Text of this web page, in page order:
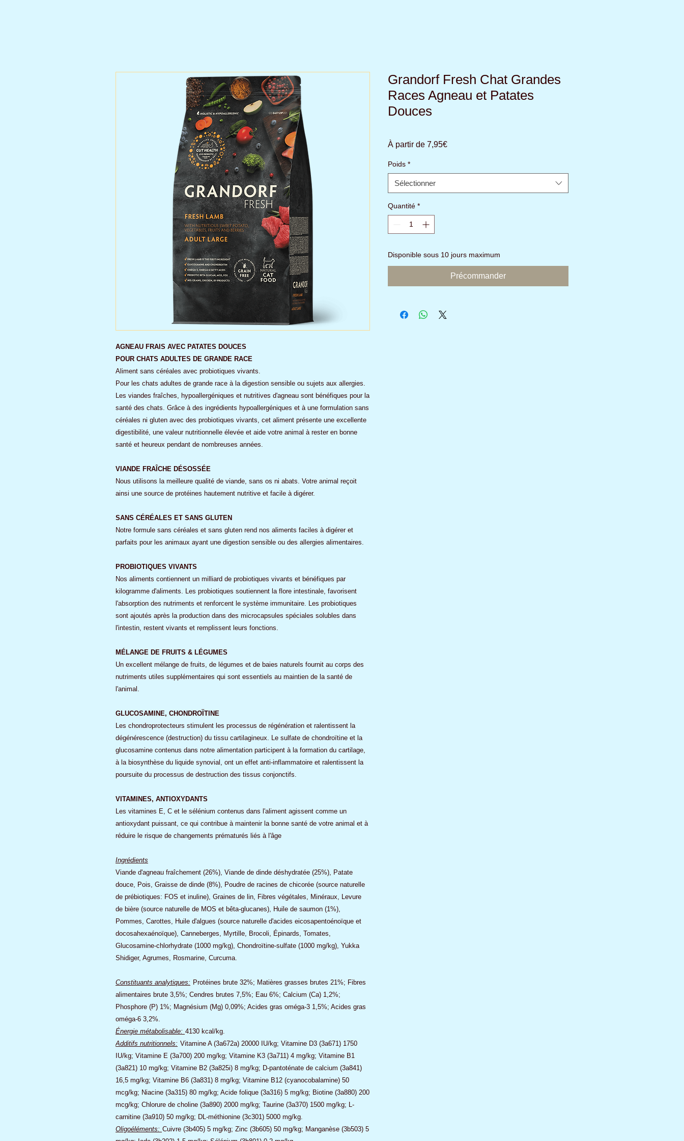
AGNEAU FRAIS AVEC PATATES DOUCES
POUR CHATS ADULTES DE GRANDE RACE
Aliment sans céréales avec probiotiques vivants.
Pour les chats adultes de grande race à la digestion sensible ou sujets aux allergies.
Les viandes fraîches, hypoallergéniques et nutritives d'agneau sont bénéfiques pour la
santé des chats. Grâce à des ingrédients hypoallergéniques et à une formulation sans
céréales ni gluten avec des probiotiques vivants, cet aliment présente une excellente
digestibilité, une valeur nutritionnelle élevée et aide votre animal à rester en bonne
santé et heureux pendant de nombreuses années.
VIANDE FRAÎCHE DÉSOSSÉE
Nous utilisons la meilleure qualité de viande, sans os ni abats. Votre animal reçoit
ainsi une source de protéines hautement nutritive et facile à digérer.
SANS CÉRÉALES ET SANS GLUTEN
Notre formule sans céréales et sans gluten rend nos aliments faciles à digérer et
parfaits pour les animaux ayant une digestion sensible ou des allergies alimentaires.
PROBIOTIQUES VIVANTS
Nos aliments contiennent un milliard de probiotiques vivants et bénéfiques par
kilogramme d'aliments. Les probiotiques soutiennent la flore intestinale, favorisent
l'absorption des nutriments et renforcent le système immunitaire. Les probiotiques
sont ajoutés après la production dans des microcapsules spéciales solubles dans
l'intestin, restent vivants et remplissent leurs fonctions.
MÉLANGE DE FRUITS & LÉGUMES
Un excellent mélange de fruits, de légumes et de baies naturels fournit au corps des
nutriments utiles supplémentaires qui sont essentiels au maintien de la santé de
l'animal.
GLUCOSAMINE, CHONDROÏTINE
Les chondroprotecteurs stimulent les processus de régénération et ralentissent la
dégénérescence (destruction) du tissu cartilagineux. Le sulfate de chondroïtine et la
glucosamine contenus dans notre alimentation participent à la formation du cartilage,
à la biosynthèse du liquide synovial, ont un effet anti-inflammatoire et ralentissent la
poursuite du processus de destruction des tissus conjonctifs.
VITAMINES, ANTIOXYDANTS
Les vitamines E, C et le sélénium contenus dans l'aliment agissent comme un
antioxydant puissant, ce qui contribue à maintenir la bonne santé de votre animal et à
réduire le risque de changements prématurés liés à l'âge
Ingrédients
Viande d'agneau fraîchement (26%), Viande de dinde déshydratée (25%), Patate
douce, Pois, Graisse de dinde (8%), Poudre de racines de chicorée (source naturelle
de prébiotiques: FOS et inuline), Graines de lin, Fibres végétales, Minéraux, Levure
de bière (source naturelle de MOS et bêta-glucanes), Huile de saumon (1%),
Pommes, Carottes, Huile d'algues (source naturelle d'acides eicosapentoénoïque et
docosahexaénoïque), Canneberges, Myrtille, Brocoli, Épinards, Tomates,
Glucosamine-chlorhydrate (1000 mg/kg), Chondroïtine-sulfate (1000 mg/kg), Yukka
Shidiger, Agrumes, Rosmarine, Curcuma.
Constituants analytiques: Protéines brute 32%; Matières grasses brutes 21%; Fibres
alimentaires brute 3,5%; Cendres brutes 7,5%; Eau 6%; Calcium (Ca) 1,2%;
Phosphore (P) 1%; Magnésium (Mg) 0,09%; Acides gras oméga-3 1,5%; Acides gras
oméga-6 3,2%.
Énergie métabolisable: 4130 kcal/kg.
Additifs nutritionnels: Vitamine A (3a672a) 20000 IU/kg; Vitamine D3 (3a671) 1750
IU/kg; Vitamine E (3a700) 200 mg/kg; Vitamine K3 (3a711) 4 mg/kg; Vitamine B1
(3a821) 10 mg/kg; Vitamine B2 (3a825i) 8 mg/kg; D-pantoténate de calcium (3a841)
16,5 mg/kg; Vitamine B6 (3a831) 8 mg/kg; Vitamine B12 (cyanocobalamine) 50
mcg/kg; Niacine (3a315) 80 mg/kg; Acide folique (3a316) 5 mg/kg; Biotine (3a880) 200
mcg/kg; Chlorure de choline (3a890) 2000 mg/kg; Taurine (3a370) 1500 mg/kg; L-
carnitine (3a910) 50 mg/kg; DL-méthionine (3c301) 5000 mg/kg.
Oligoéléments: Cuivre (3b405) 5 mg/kg; Zinc (3b605) 50 mg/kg; Manganèse (3b503) 5
Grandorf Fresh Chat Grandes
Races Agneau et Patates
Douces
À partir de 7,95€Prix
Poids *
Sélectionner
Quantité *
Disponible sous 10 jours maximum
Précommander